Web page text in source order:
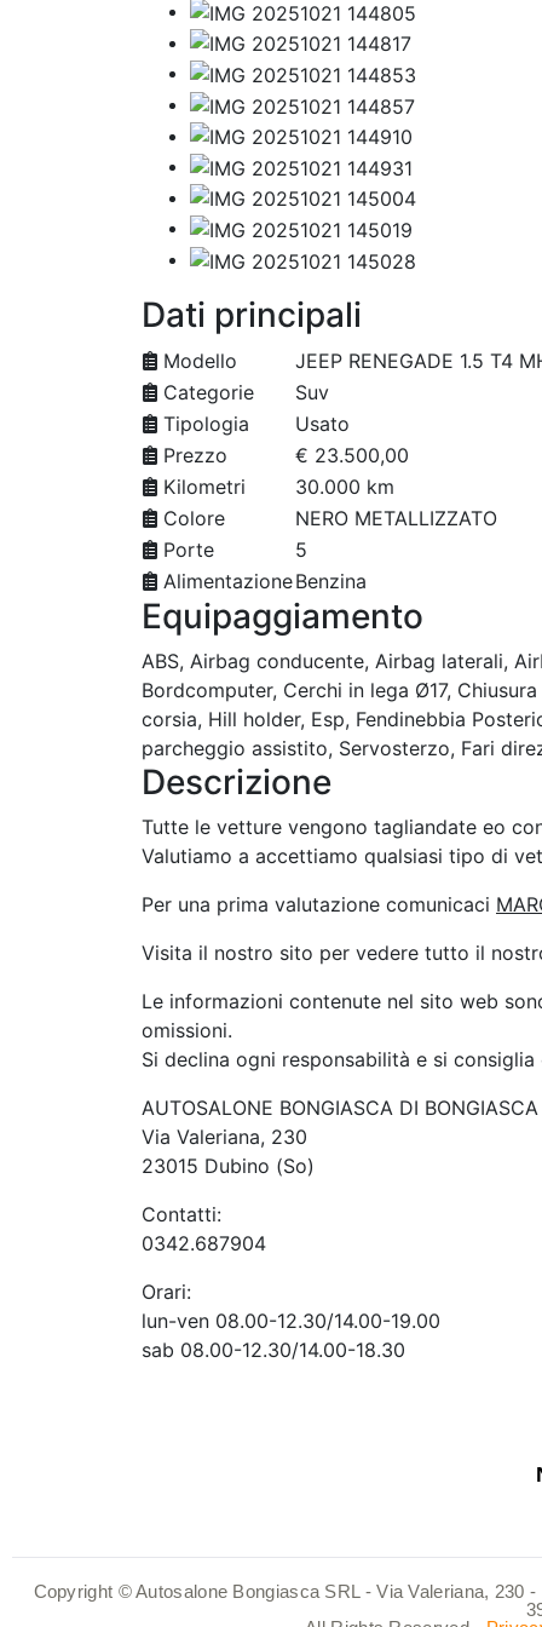
Dati principali
Modello
JEEP RENEGADE 1.5 T4
Categorie
Suv
Tipologia
Usato
Prezzo
€ 23.500,00
Kilometri
30.000 km
Colore
NERO METALLIZZATO
Porte
5
AlimentazioneBenzina
Equipaggiamento
ABS, Airbag conducente, Airbag laterali,
Bordcomputer, Cerchi in lega Ø17,
corsia, Hill holder, Esp, Fendinebbia
parcheggio assistito, Servosterzo, Fari
Descrizione
Tutte le vetture vengono tagliandate eo
Valutiamo a accettiamo qualsiasi tipo di
Per una prima valutazione comunicaci
Visita il nostro sito per vedere tutto il
Le informazioni contenute nel sito web
omissioni.
Si declina ogni responsabilità e si
AUTOSALONE BONGIASCA DI
Via Valeriana, 230
23015 Dubino (So)
Contatti:
0342.687904
Orari:
lun-ven 08.00-12.30/14.00-19.00
sab 08.00-12.30/14.00-18.30
Copyright © Autosalone Bongiasca SRL - Via Valeriana, 230